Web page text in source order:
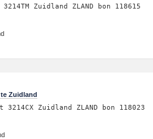
Zuidland ZLAND bon 118615
Zuidland
Zuidland ZLAND bon 118023